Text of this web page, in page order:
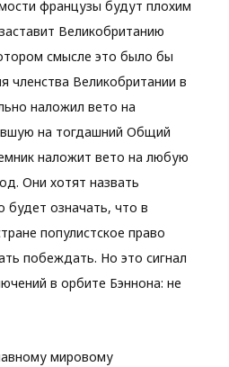
французы будут плохим
Великобританию
смысле это было бы
Великобритании в
наложил вето на
на тогдашний Общий
наложит вето на любую
Они хотят назвать
означать, что в
популистское право
побеждать. Но это сигнал
в орбите Бэннона: не
мировому